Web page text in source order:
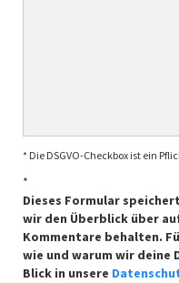
* Die DSGVO-Checkbox ist ein
*
Dieses Formular
wir den Überblick über
Kommentare behalten.
wie und warum wir
Blick in unsere